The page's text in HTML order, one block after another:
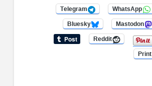
WhatsApp
Telegram
Mastodon
Bluesky
Reddit
Print